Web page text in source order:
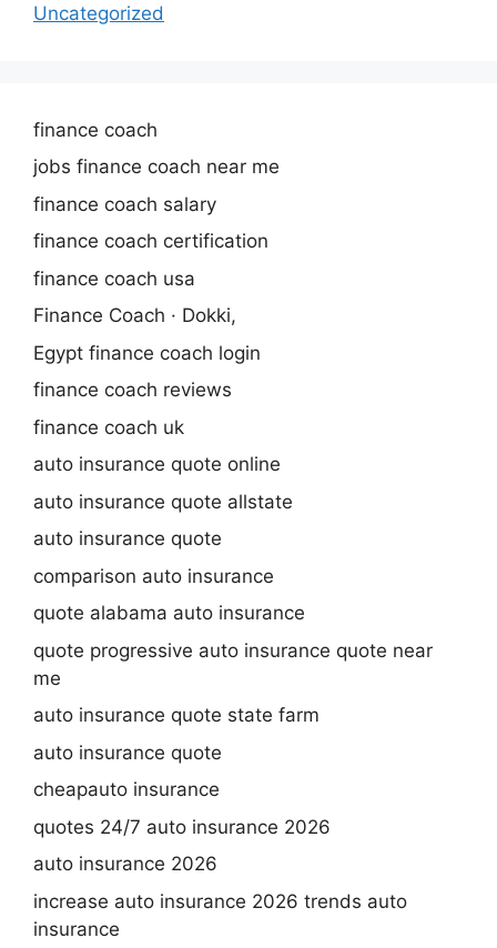
Uncategorized
finance coach
jobs finance coach near me
finance coach salary
finance coach certification
finance coach usa
Finance Coach · Dokki,
Egypt finance coach login
finance coach reviews
finance coach uk
auto insurance quote online
auto insurance quote allstate
auto insurance quote
comparison auto insurance
quote alabama auto insurance
quote progressive auto insurance quote near
me
auto insurance quote state farm
auto insurance quote
cheapauto insurance
quotes 24/7 auto insurance 2026
auto insurance 2026
increase auto insurance 2026 trends auto
insurance